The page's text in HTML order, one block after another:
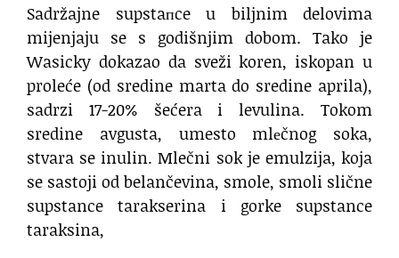
Sadržajne supstaпce u biljnim delovima
mijenjaju se s godišnjim dobom. Tako je
Wasicky dokazao da sveži koren, iskopan u
proleće (od sredine marta do sredine aprila),
sadrzi 17-20% šećera i levulina. Tokom
sredine avgusta, umesto mlеčnog soka,
stvara se inulin. Mlečni sok je emulzija, koja
se sastoji od belančevina, smole, smoli slične
supstance tarakserina i gorke supstance
taraksina,